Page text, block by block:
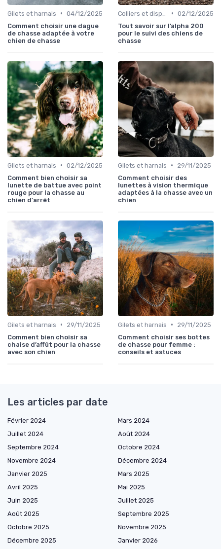
Gilets et harnais • 04/12/2025
Comment choisir une dague
de chasse adaptée à votre
chien de chasse
• 02/12/2025
Tout savoir sur l’alpha 200
pour le suivi des chiens de
chasse
Gilets et harnais • 02/12/2025
Comment bien choisir sa
lunette de battue avec point
rouge pour la chasse au
chien d'arrêt
Gilets et harnais •
29/11/2025
Comment choisir des
lunettes à vision thermique
adaptées à la chasse avec un
chien
Gilets et harnais •
29/11/2025
Comment bien choisir sa
chaise d’affût pour la chasse
avec son chien
Gilets et harnais •
29/11/2025
Comment choisir ses bottes
de chasse pour femme :
conseils et astuces
Les articles par date
Février 2024
Mars 2024
Juillet 2024
Août 2024
Septembre 2024
Octobre 2024
Novembre 2024
Décembre 2024
Janvier 2025
Mars 2025
Avril 2025
Mai 2025
Juin 2025
Juillet 2025
Août 2025
Septembre 2025
Octobre 2025
Novembre 2025
Décembre 2025
Janvier 2026